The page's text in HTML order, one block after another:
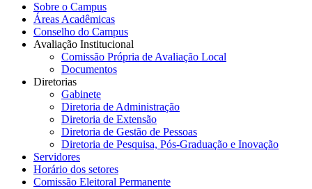
Sobre o Campus
Áreas Acadêmicas
Conselho do Campus
Avaliação Institucional
Comissão Própria de Avaliação Local
Documentos
Diretorias
Gabinete
Diretoria de Administração
Diretoria de Extensão
Diretoria de Gestão de Pessoas
Diretoria de Pesquisa, Pós-Graduação e Inovação
Servidores
Horário dos setores
Comissão Eleitoral Permanente